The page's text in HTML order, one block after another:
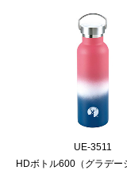
UE-3511
HDボトル600（グラデー